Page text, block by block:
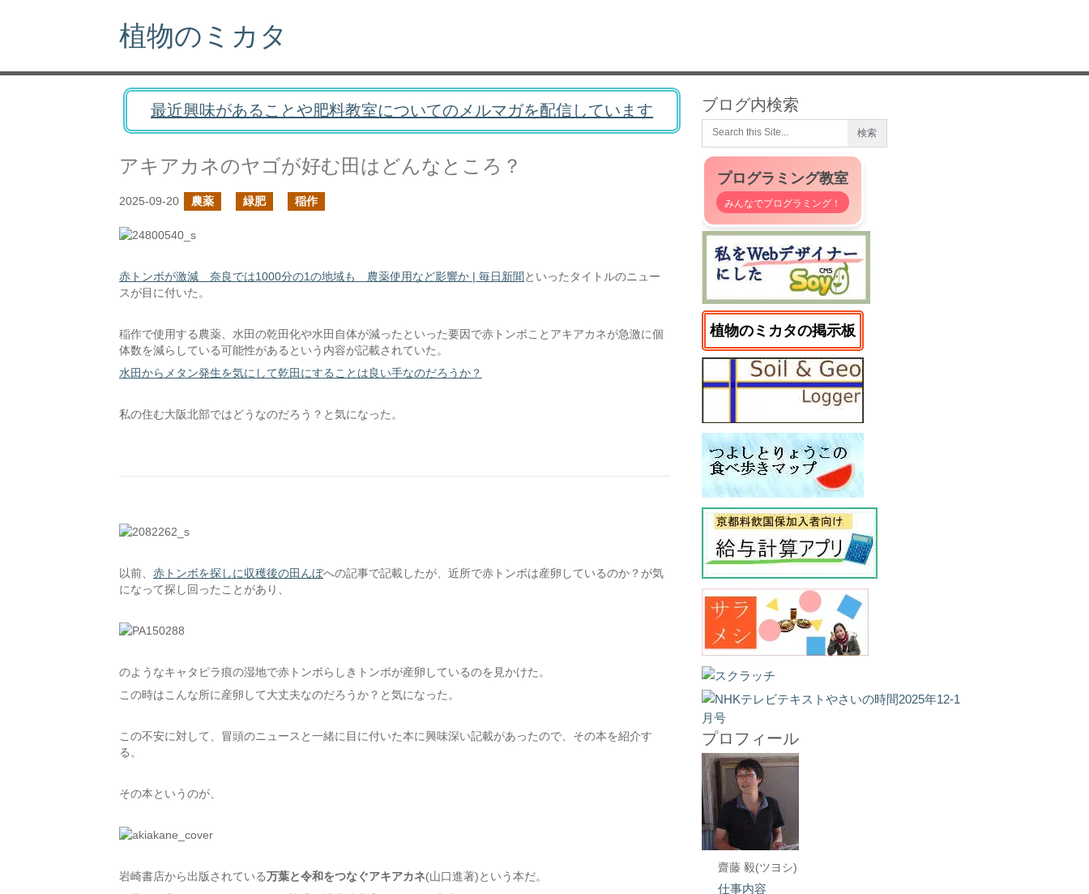
植物のミカタ
最近興味があることや肥料教室についてのメルマガを配信しています
アキアカネのヤゴが好む田はどんなところ？
2025-09-20 農薬 緑肥 稲作
赤トンボが激減 奈良では1000分の1の地域も 農薬使用など影響か | 毎日新聞といったタイトルのニュー
スが目に付いた。
稲作で使用する農薬、水田の乾田化や水田自体が減ったといった要因で赤トンボことアキアカネが急激に個
体数を減らしている可能性があるという内容が記載されていた。
水田からメタン発生を気にして乾田にすることは良い手なのだろうか？
私の住む大阪北部ではどうなのだろう？と気になった。
以前、 赤トンボを探しに収穫後の田んぼへの記事で記載したが、近所で赤トンボは産卵しているのか？が気
になって探し回ったことがあり、
のようなキャタピラ痕の湿地で赤トンボらしきトンボが産卵しているのを見かけた。
この時はこんな所に産卵して大丈夫なのだろうか？と気になった。
この不安に対して、冒頭のニュースと一緒に目に付いた本に興味深い記載があったので、その本を紹介す
る。
その本というのが、
岩崎書店から出版されている万葉と令和をつなぐアキアカネ(山口進著)という本だ。
ブログ内検索
プログラミング教室
みんなでプログラミング！
植物のミカタの掲示板
プロフィール
齋藤 毅(ツヨシ)
仕事内容